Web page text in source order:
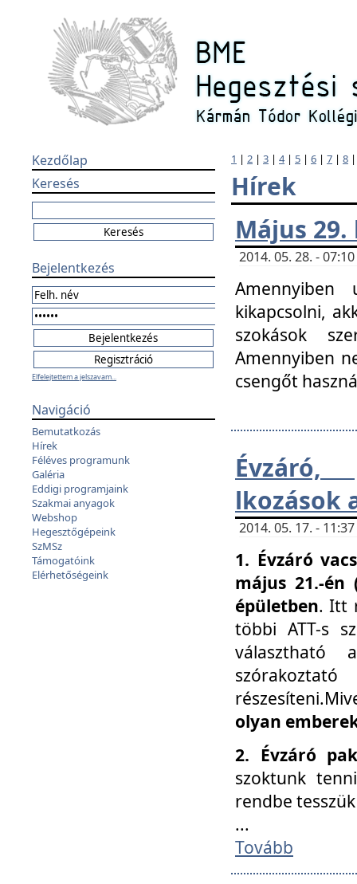
Kezdőlap
Keresés
Bejelentkezés
Elfelejtettem a jelszavam...
Navigáció
Bemutatkozás
Hírek
Féléves programunk
Galéria
Eddigi programjaink
Szakmai anyagok
Webshop
Hegesztőgépeink
SzMSz
Támogatóink
Elérhetőségeink
1 | 2 | 3 | 4| 5 | 6 | 7 | 8
Hírek
Május
2014. 05. 28. -
kikapcsolni,
szokások
Amennyiben
csengőt
Évzáró,
lkozások
2014. 05. 17. -
1. Évzáró
május 21.-én
épületben. Itt
többi ATT-s
választható
olyan
2. Évzáró
szoktunk
rendbe
...
Tovább